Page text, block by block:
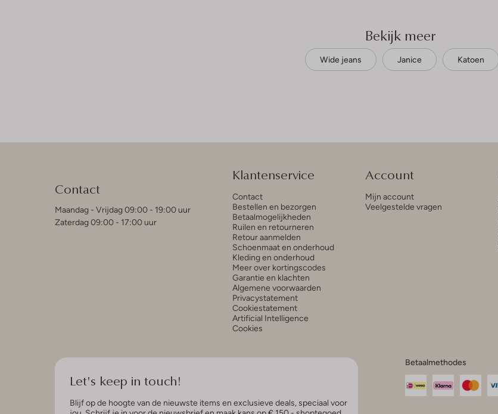
Bekijk meer
Wide jeans Janice Katoen
Contact
Maandag - Vrijdag 09:00 - 19:00 uur
Zaterdag 09:00 - 17:00 uur
Klantenservice
Contact
Bestellen en bezorgen
Betaalmogelijkheden
Ruilen en retourneren
Retour aanmelden
Schoenmaat en onderhoud
Kleding en onderhoud
Meer over kortingscodes
Garantie en klachten
Algemene voorwaarden
Privacystatement
Cookiestatement
Artificial Intelligence
Cookies
Account
Mijn account
Veelgestelde vragen
Let's keep in touch!
Blijf op de hoogte van de nieuwste items en exclusieve deals, speciaal voor
Betaalmethodes